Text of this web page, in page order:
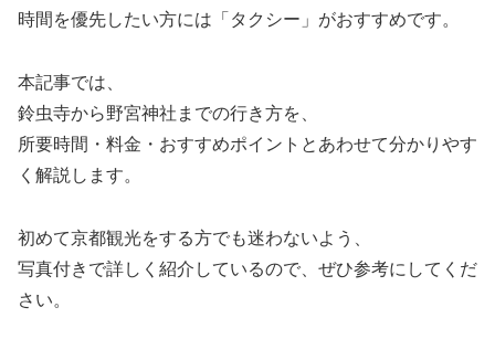
時間を優先したい方には「タクシー」がおすすめです。
本記事では、
鈴虫寺から野宮神社までの行き方を、
所要時間・料金・おすすめポイントとあわせて分かりやす
く解説します。
初めて京都観光をする方でも迷わないよう、
写真付きで詳しく紹介しているので、ぜひ参考にしてくだ
さい。